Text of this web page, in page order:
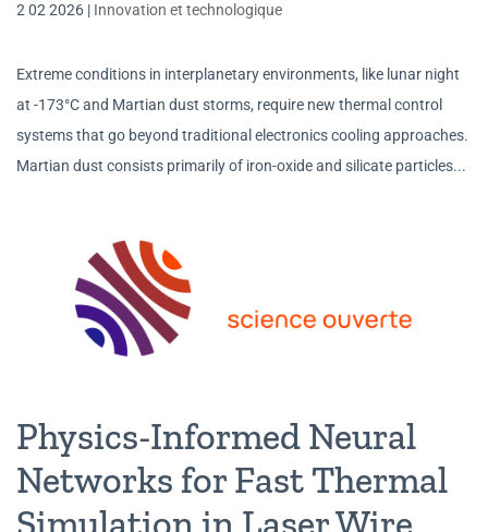
2 02 2026 | Innovation et technologique
Extreme conditions in interplanetary environments, like lunar night
at -173°C and Martian dust storms, require new thermal control
systems that go beyond traditional electronics cooling approaches.
Martian dust consists primarily of iron-oxide and silicate particles...
Physics-Informed Neural
Networks for Fast Thermal